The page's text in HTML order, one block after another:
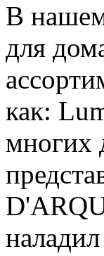
В
для
как:
многих